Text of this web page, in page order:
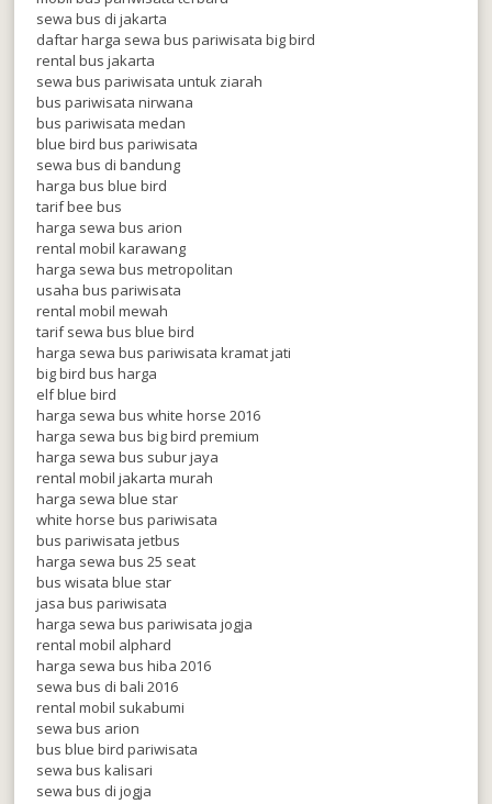
sewa bus di jakarta
daftar harga sewa bus pariwisata big bird
rental bus jakarta
sewa bus pariwisata untuk ziarah
bus pariwisata nirwana
bus pariwisata medan
blue bird bus pariwisata
sewa bus di bandung
harga bus blue bird
tarif bee bus
harga sewa bus arion
rental mobil karawang
harga sewa bus metropolitan
usaha bus pariwisata
rental mobil mewah
tarif sewa bus blue bird
harga sewa bus pariwisata kramat jati
big bird bus harga
elf blue bird
harga sewa bus white horse 2016
harga sewa bus big bird premium
harga sewa bus subur jaya
rental mobil jakarta murah
harga sewa blue star
white horse bus pariwisata
bus pariwisata jetbus
harga sewa bus 25 seat
bus wisata blue star
jasa bus pariwisata
harga sewa bus pariwisata jogja
rental mobil alphard
harga sewa bus hiba 2016
sewa bus di bali 2016
rental mobil sukabumi
sewa bus arion
bus blue bird pariwisata
sewa bus kalisari
sewa bus di jogja